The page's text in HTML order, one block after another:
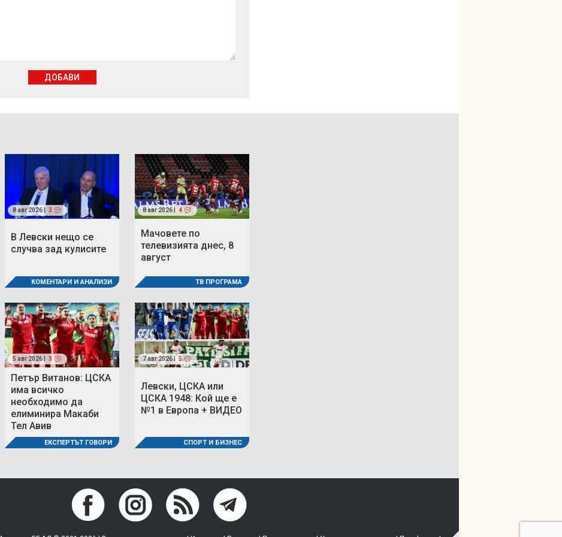
ДОБАВИ
8 авг 2026 | 3
В Левски нещо се
случва зад кулисите
КОМЕНТАРИ И АНАЛИЗИ
8 авг 2026 | 4
Мачовете по
телевизията днес, 8
август
ТВ ПРОГРАМА
5 авг 2026 | 3
Петър Витанов: ЦСКА
има всичко
необходимо да
елиминира Макаби
Тел Авив
ЕКСПЕРТЪТ ГОВОРИ
7 авг 2026 | 5
Левски, ЦСКА или
ЦСКА 1948: Кой ще е
№1 в Европа + ВИДЕО
СПОРТ И БИЗНЕС